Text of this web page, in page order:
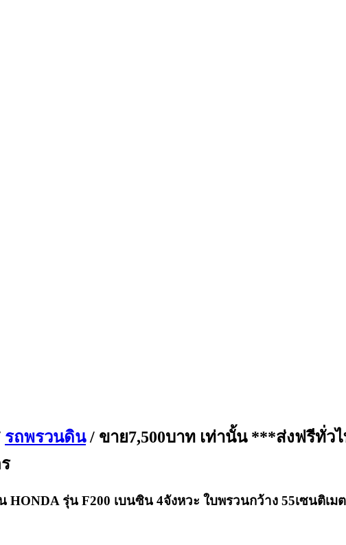
รถพรวนดิน/ ขาย7,500บาท เท่านั้น ***ส่งฟรีทั่ว
รุ่น F200 เบนซิน 4จังหวะ ใบพรวนกว้าง 55เซนติเม